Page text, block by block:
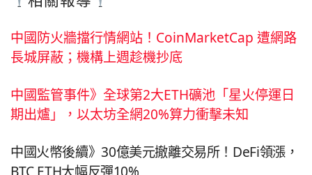
中國防火牆擋行情網站！CoinMarketCap 遭網路
長城屏蔽；機構上週趁機抄底
中國監管事件》全球第2大ETH礦池「星火停運日
期出爐」，以太坊全網20%算力衝擊未知
中國火幣後續》30億美元撤離交易所！DeFi領漲，
BTC ETH大幅反彈10%